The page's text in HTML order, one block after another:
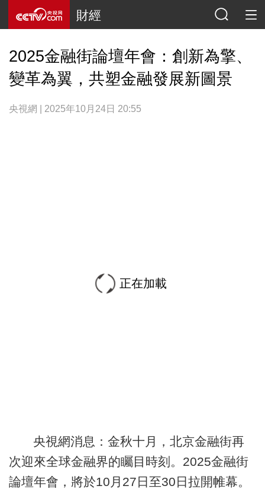
財經
2025金融街論壇年會：創新為擎、
變革為翼，共塑金融發展新圖景
央視網 | 2025年10月24日 20:55
正在加載
央視網消息：金秋十月，北京金融街再
次迎來全球金融界的矚目時刻。2025金融街
論壇年會，將於10月27日至30日拉開帷幕。